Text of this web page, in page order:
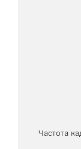
Частота